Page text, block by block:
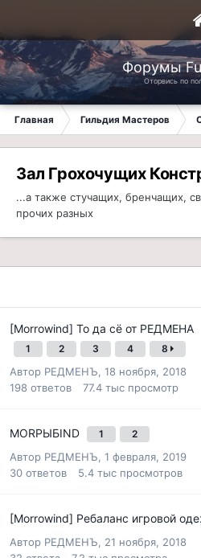
Форумы
Оторвись по
Главная Гильдия Мастеров
Зал Грохочущих
...а также стучащих, бренчащих,
прочих разных
[Morrowind] То да сё от РЕДМЕНА
1 2 3 4 8
Автор РЕДМЕНЪ, 18 ноября, 2018
198 ответов 77.4 тыс просмотр
MORРЫБIND 1 2
Автор РЕДМЕНЪ, 1 февраля, 2019
30 ответов 5.4 тыс просмотров
[Morrowind] Ребаланс игровой
Автор РЕДМЕНЪ, 21 ноября, 2018